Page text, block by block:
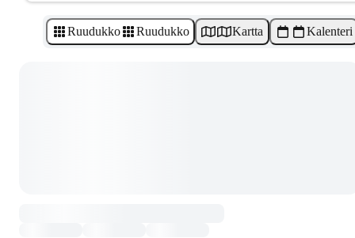
Ruudukko Ruudukko Kartta Kalenteri